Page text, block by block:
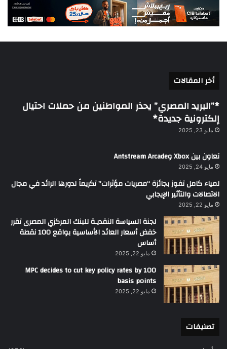
أخر المقالات
*”البريد المصري” يحذر المواطنين من حملات احتيال
إلكترونية جديدة*
مايو 23, 2025
تعاون بين Xbox وAntstream Arcade
مايو 24, 2025
لمياء كامل تفوز بجائزة “مصريات مؤثرات” تكريماً لدورها الرائد في مجال
الاتصالات والتأثير الإيجابي
مايو 22, 2025
لجنة السياسة النقديـة للبنك المركزي المصرى تقرر
خفض أسعار العائد الأساسية بواقع 100 نقطة
أساس
مايو 22, 2025
MPC decides to cut key policy rates by 100
basis points
مايو 22, 2025
تصنيفات